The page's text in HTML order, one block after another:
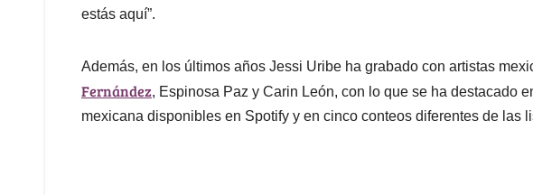
estás aquí”.
Además, en los últimos años Jessi Uribe ha grabado con artistas
Fernández, Espinosa Paz y Carin León, con lo que se ha destacado
mexicana disponibles en Spotify y en cinco conteos diferentes de las